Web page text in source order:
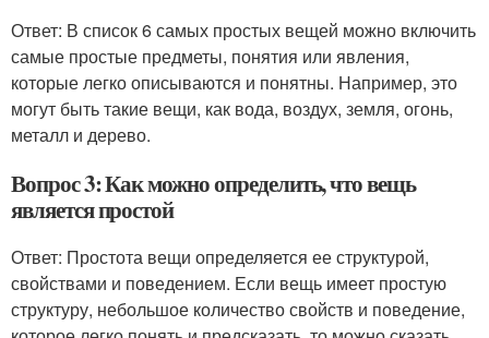
Ответ: В список 6 самых простых вещей можно включить
самые простые предметы, понятия или явления,
которые легко описываются и понятны. Например, это
могут быть такие вещи, как вода, воздух, земля, огонь,
металл и дерево.
Вопрос 3: Как можно определить, что вещь
является простой
Ответ: Простота вещи определяется ее структурой,
свойствами и поведением. Если вещь имеет простую
структуру, небольшое количество свойств и поведение,